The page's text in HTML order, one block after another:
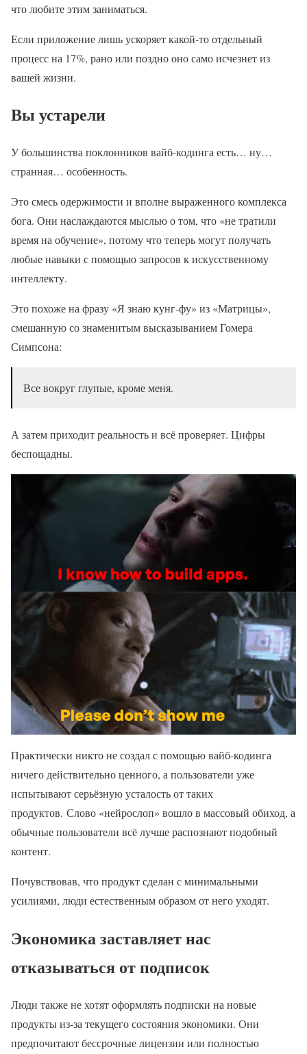
что любите этим заниматься.
Если приложение лишь ускоряет какой-то отдельный
процесс на 17%, рано или поздно оно само исчезнет из
вашей жизни.
Вы устарели
У большинства поклонников вайб-кодинга есть… ну…
странная… особенность.
Это смесь одержимости и вполне выраженного комплекса
бога. Они наслаждаются мыслью о том, что «не тратили
время на обучение», потому что теперь могут получать
любые навыки с помощью запросов к искусственному
интеллекту.
Это похоже на фразу «Я знаю кунг-фу» из «Матрицы»,
смешанную со знаменитым высказыванием Гомера
Симпсона:
Все вокруг глупые, кроме меня.
А затем приходит реальность и всё проверяет. Цифры
беспощадны.
Практически никто не создал с помощью вайб-кодинга
ничего действительно ценного, а пользователи уже
испытывают серьёзную усталость от таких
продуктов. Слово «нейрослоп» вошло в массовый обиход, а
обычные пользователи всё лучше распознают подобный
контент.
Почувствовав, что продукт сделан с минимальными
усилиями, люди естественным образом от него уходят.
Экономика заставляет нас
отказываться от подписок
Люди также не хотят оформлять подписки на новые
продукты из-за текущего состояния экономики. Они
предпочитают бессрочные лицензии или полностью